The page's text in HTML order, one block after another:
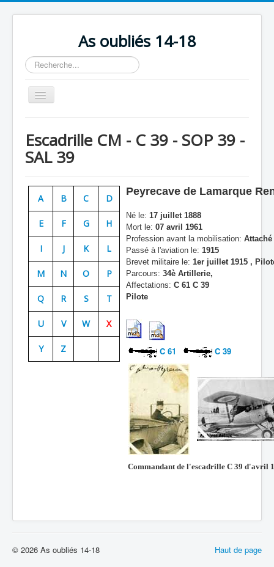
As oubliés 14-18
Rechercher
Basculer
la
Chronologie
Escadrilles
Organisation
Avions
Personnels
Formation
Doctrines
Les As
Escadrille CM - C 39 - SOP 39 -
SAL 39
A B C D
E F G H
I J K L
M N O P
Q R S T
U V W X
Y Z
Peyrecave de Lamarque
Né le: 17 juillet 1888
Mort le: 07 avril 1961
Profession avant la mobilisation:
Passé à l'aviation le: 1915
Brevet militaire le: 1er juillet 1915 ,
Parcours: 34è Artillerie,
Affectations: C 61 C 39
Pilote
C 61 C 39
Commandant de l'escadrille C 39 d'avril
Haut de page
© 2026 As oubliés 14-18